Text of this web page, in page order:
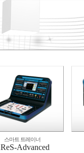
스마트 트레이너
Advanced